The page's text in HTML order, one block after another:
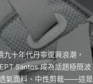
十年代丹寧復興浪潮，
Santos 成為話題極簡波
氣面料、中性剪裁——這是